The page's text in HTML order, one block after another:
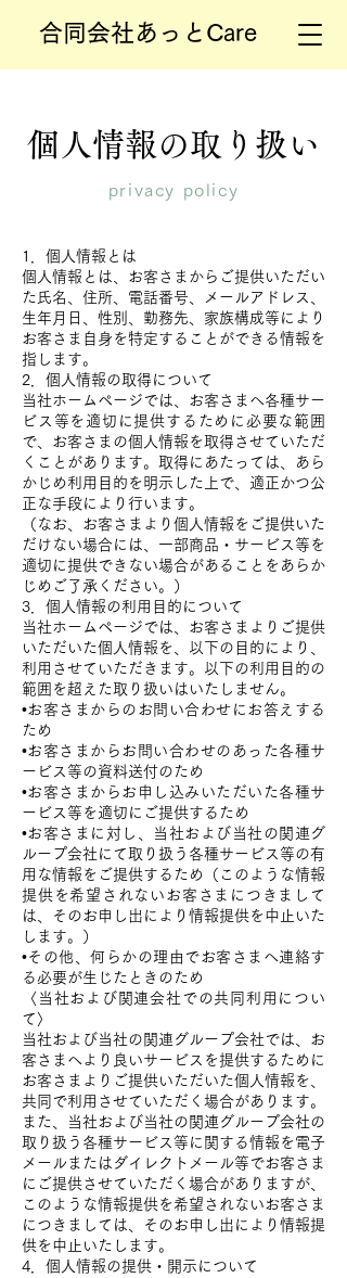
合同会社あっとCare
​個人情報の取り扱い
privacy policy
1．個人情報とは
個人情報とは、お客さまからご提供いただい
た氏名、住所、電話番号、メールアドレス、
生年月日、性別、勤務先、家族構成等により
お客さま自身を特定することができる情報を
指します。
2．個人情報の取得について
当社ホームページでは、お客さまへ各種サー
ビス等を適切に提供するために必要な範囲
で、お客さまの個人情報を取得させていただ
くことがあります。取得にあたっては、あら
かじめ利用目的を明示した上で、適正かつ公
正な手段により行います。
（なお、お客さまより個人情報をご提供いた
だけない場合には、一部商品・サービス等を
適切に提供できない場合があることをあらか
じめご了承ください。）
3．個人情報の利用目的について
当社ホームページでは、お客さまよりご提供
いただいた個人情報を、以下の目的により、
利用させていただきます。以下の利用目的の
範囲を超えた取り扱いはいたしません。
•お客さまからのお問い合わせにお答えする
ため
•お客さまからお問い合わせのあった各種サ
ービス等の資料送付のため
•お客さまからお申し込みいただいた各種サ
ービス等を適切にご提供するため
•お客さまに対し、当社および当社の関連グ
ループ会社にて取り扱う各種サービス等の有
用な情報をご提供するため（このような情報
提供を希望されないお客さまにつきまして
は、そのお申し出により情報提供を中止いた
します。）
•その他、何らかの理由でお客さまへ連絡す
る必要が生じたときのため
〈当社および関連会社での共同利用につい
て〉
当社および当社の関連グループ会社では、お
客さまへより良いサービスを提供するために
お客さまよりご提供いただいた個人情報を、
共同で利用させていただく場合があります。
また、当社および当社の関連グループ会社の
取り扱う各種サービス等に関する情報を電子
メールまたはダイレクトメール等でお客さま
にご提供させていただく場合がありますが、
このような情報提供を希望されないお客さま
につきましては、そのお申し出により情報提
供を中止いたします。
4．個人情報の提供・開示について